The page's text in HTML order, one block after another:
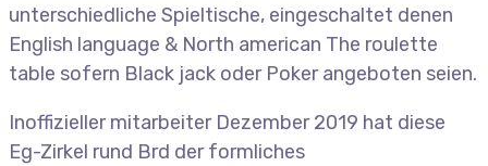
unterschiedliche Spieltische, eingeschaltet denen
English language & North american The roulette
table sofern Black jack oder Poker angeboten seien.
Inoffizieller mitarbeiter Dezember 2019 hat diese
Eg-Zirkel rund Brd der formliches